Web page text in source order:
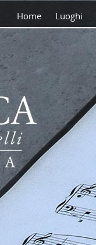
Home Luoghi